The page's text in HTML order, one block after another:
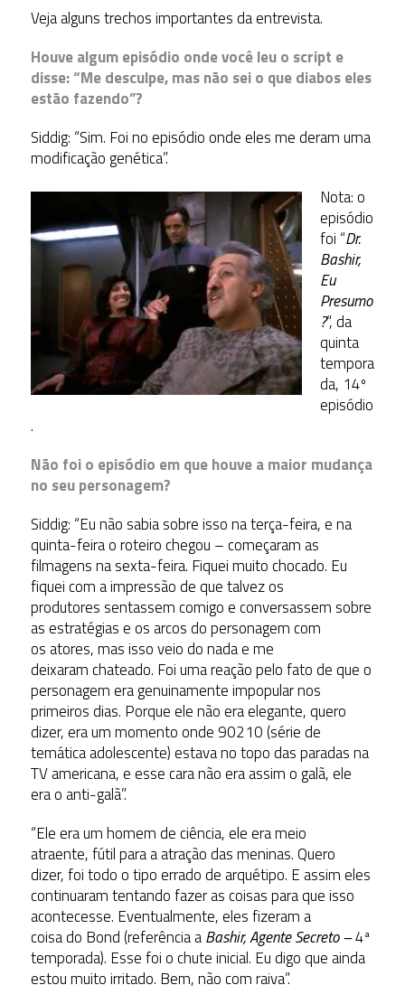
Veja alguns trechos importantes da entrevista.
Houve algum episódio onde você leu o script e
disse: “Me desculpe, mas não sei o que diabos eles
estão fazendo”?
Siddig: “Sim. Foi no episódio onde eles me deram uma
modificação genética”.
Nota: o
episódio
foi “Dr.
Bashir,
Eu
Presumo
?“, da
quinta
tempora
da, 14º
episódio
.
Não foi o episódio em que houve a maior mudança
no seu personagem?
Siddig: “Eu não sabia sobre isso na terça-feira, e na
quinta-feira o roteiro chegou – começaram as
filmagens na sexta-feira. Fiquei muito chocado. Eu
fiquei com a impressão de que talvez os
produtores sentassem comigo e conversassem sobre
as estratégias e os arcos do personagem com
os atores, mas isso veio do nada e me
deixaram chateado. Foi uma reação pelo fato de que o
personagem era genuinamente impopular nos
primeiros dias. Porque ele não era elegante, quero
dizer, era um momento onde 90210 (série de
temática adolescente) estava no topo das paradas na
TV americana, e esse cara não era assim o galã, ele
era o anti-galã”.
“Ele era um homem de ciência, ele era meio
atraente, fútil para a atração das meninas. Quero
dizer, foi todo o tipo errado de arquétipo. E assim eles
continuaram tentando fazer as coisas para que isso
acontecesse. Eventualmente, eles fizeram a
coisa do Bond (referência aBashir, Agente Secreto –4ª
temporada). Esse foi o chute inicial. Eu digo que ainda
estou muito irritado. Bem, não com raiva”.